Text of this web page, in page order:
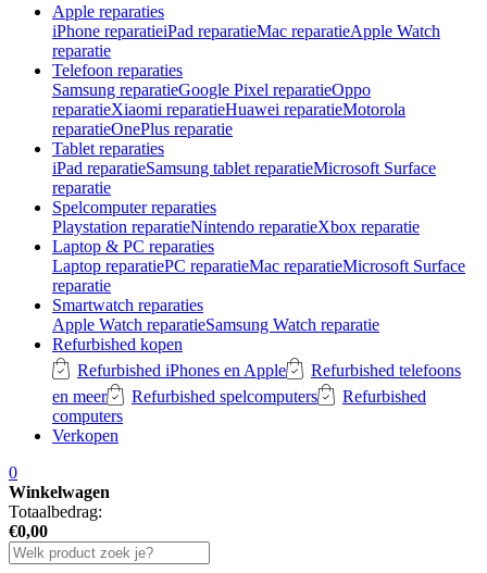
Apple reparaties
iPhone reparatieiPad reparatieMac reparatieApple Watch
reparatie
Telefoon reparaties
Samsung reparatieGoogle Pixel reparatieOppo
reparatieXiaomi reparatieHuawei reparatieMotorola
reparatieOnePlus reparatie
Tablet reparaties
iPad reparatieSamsung tablet reparatieMicrosoft Surface
reparatie
Spelcomputer reparaties
Playstation reparatieNintendo reparatieXbox reparatie
Laptop & PC reparaties
Laptop reparatiePC reparatieMac reparatieMicrosoft Surface
reparatie
Smartwatch reparaties
Apple Watch reparatieSamsung Watch reparatie
Refurbished kopen
Refurbished iPhones en Apple
Refurbished telefoons
en meer
Refurbished spelcomputers
Refurbished
computers
Verkopen
0
Winkelwagen
Totaalbedrag:
€0,00